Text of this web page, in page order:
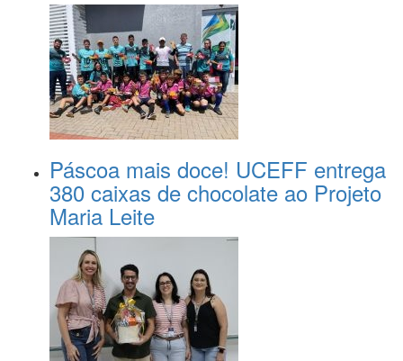
Páscoa mais doce! UCEFF entrega
380 caixas de chocolate ao Projeto
Maria Leite